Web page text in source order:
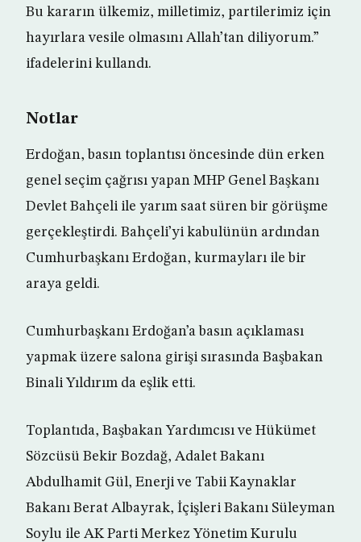
Bu kararın ülkemiz, milletimiz, partilerimiz için
hayırlara vesile olmasını Allah’tan diliyorum.”
ifadelerini kullandı.
Notlar
Erdoğan, basın toplantısı öncesinde dün erken
genel seçim çağrısı yapan MHP Genel Başkanı
Devlet Bahçeli ile yarım saat süren bir görüşme
gerçekleştirdi. Bahçeli’yi kabulünün ardından
Cumhurbaşkanı Erdoğan, kurmayları ile bir
araya geldi.
Cumhurbaşkanı Erdoğan’a basın açıklaması
yapmak üzere salona girişi sırasında Başbakan
Binali Yıldırım da eşlik etti.
Toplantıda, Başbakan Yardımcısı ve Hükümet
Sözcüsü Bekir Bozdağ, Adalet Bakanı
Abdulhamit Gül, Enerji ve Tabii Kaynaklar
Bakanı Berat Albayrak, İçişleri Bakanı Süleyman
Soylu ile AK Parti Merkez Yönetim Kurulu